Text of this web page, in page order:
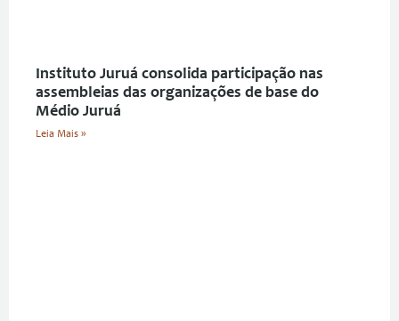
Instituto Juruá consolida participação nas
assembleias das organizações de base do
Médio Juruá
Leia Mais »